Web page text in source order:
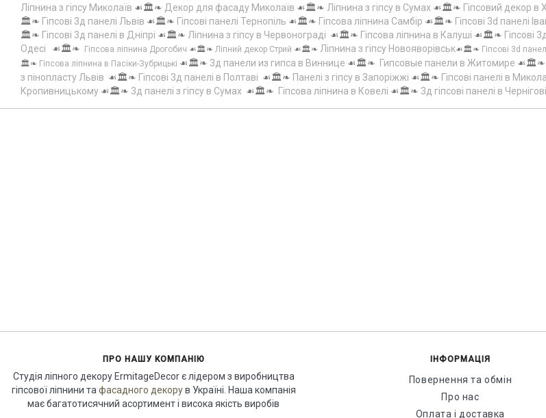
Ліпнина з гіпсу Миколаїв ☙🏛️❧ Декор для фасаду Миколаїв ☙🏛️❧ Ліпнина з гіпсу в Сумах ☙🏛️❧ Гіпсовий декор в
🏛️❧ Гіпсові 3д панелі Львів ☙🏛️❧ Гіпсові панелі Тернопіль ☙🏛️❧ Гіпсова ліпнина Самбір ☙🏛️❧ Гіпсові 3d панелі
🏛️❧ Гіпсові 3д панелі в Дніпрі ☙🏛️❧ Ліпнина з гіпсу в Червонограді ☙🏛️❧ Гіпсова ліпнина в Калуші ☙🏛️❧ Гіпсові
Одесі ☙🏛️❧ Гіпсова ліпнина Дрогобич ☙🏛️❧ Ліпний декор Стрий ☙🏛️❧ Ліпнина з гіпсу Новояворівськ☙🏛️❧ Гіпсові 3d
🏛️❧ Гіпсова ліпнина в Пасіки-Зубрицькі ☙🏛️❧ 3д панели из гипса в Виннице ☙🏛️❧ Гипсовые панели в Житомире ☙🏛️❧
з пінопласту Львів ☙🏛️❧ Гіпсові 3д панелі в Полтаві ☙🏛️❧ Панелі з гіпсу в Запоріжжі ☙🏛️❧ Гіпсові панелі в
Кропивницькому ☙🏛️❧ 3д панелі з гіпсу в Сумах ☙🏛️❧ Гіпсова ліпнина в Ковелі ☙🏛️❧ 3д гіпсові панелі в Чернігові
ПРО НАШУ КОМПАНІЮ
Студія ліпного декору ErmitageDecor є лідером з виробництва
гіпсової ліпнини та фасадного декорув Україні. Наша компанія
має багатотисячний асортимент і висока якість виробів
ІНФОРМАЦІЯ
Повернення та обмін
Про нас
Оплата і доставка